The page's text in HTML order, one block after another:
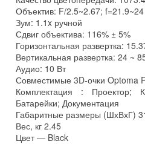
Объектив: F/2.5~2.67;
Зум: 1.1x ручной
Сдвиг объектива: 116% ± 5%
Горизонтальная развертка:
Вертикальная развертка: 24 ~
Аудио: 10 Вт
Совместимые 3D-очки Optoma
Комплектация : Проектор;
Батарейки; Документация
Габаритные размеры (ШхВхГ)
Вес, кг 2.45
Цвет — Black